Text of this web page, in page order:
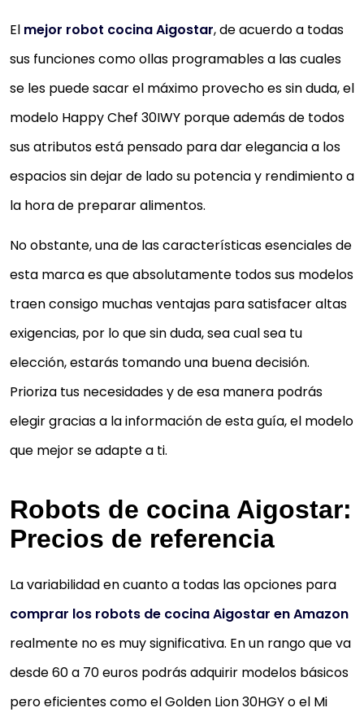
El mejor robot cocina Aigostar, de acuerdo a todas
sus funciones como ollas programables a las cuales
se les puede sacar el máximo provecho es sin duda, el
modelo Happy Chef 30IWY porque además de todos
sus atributos está pensado para dar elegancia a los
espacios sin dejar de lado su potencia y rendimiento a
la hora de preparar alimentos.
No obstante, una de las características esenciales de
esta marca es que absolutamente todos sus modelos
traen consigo muchas ventajas para satisfacer altas
exigencias, por lo que sin duda, sea cual sea tu
elección, estarás tomando una buena decisión.
Prioriza tus necesidades y de esa manera podrás
elegir gracias a la información de esta guía, el modelo
que mejor se adapte a ti.
Robots de cocina Aigostar:
Precios de referencia
La variabilidad en cuanto a todas las opciones para
comprar los robots de cocina Aigostar en Amazon
realmente no es muy significativa. En un rango que va
desde 60 a 70 euros podrás adquirir modelos básicos
pero eficientes como el Golden Lion 30HGY o el Mi